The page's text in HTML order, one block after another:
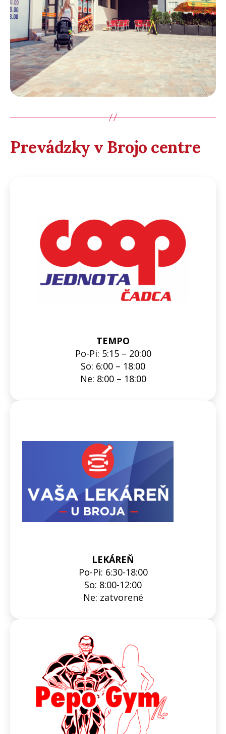
Prevádzky v Brojo centre
TEMPO
Po-Pi: 5:15 – 20:00
So: 6:00 – 18:00
Ne: 8:00 – 18:00
LEKÁREŇ
Po-Pi: 6:30-18:00
So: 8:00-12:00
Ne: zatvorené